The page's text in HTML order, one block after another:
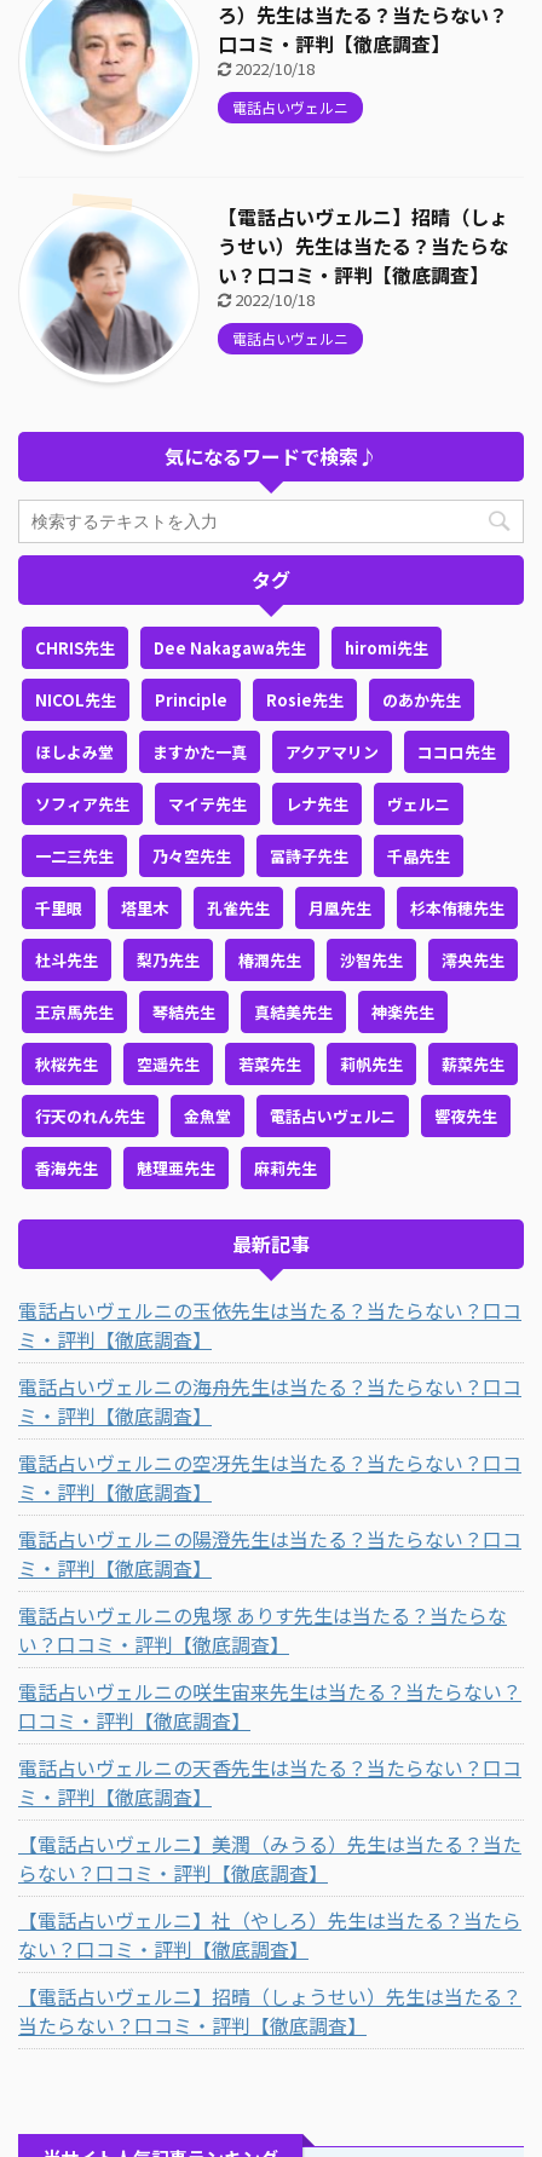
ろ）先生は当たる？当たらない？
口コミ・評判【徹底調査】
2022/10/18
電話占いヴェルニ
【電話占いヴェルニ】招晴（しょ
うせい）先生は当たる？当たらな
い？口コミ・評判【徹底調査】
2022/10/18
電話占いヴェルニ
気になるワードで検索♪
タグ
CHRIS先生 Dee Nakagawa先生 hiromi先生
NICOL先生 Principle Rosie先生 のあか先生
ほしよみ堂 ますかた一真 アクアマリン ココロ先生
ソフィア先生 マイテ先生 レナ先生 ヴェルニ
一二三先生 乃々空先生 冨詩子先生 千晶先生
千里眼 塔里木 孔雀先生 月凰先生 杉本侑穂先生
杜斗先生 梨乃先生 椿潤先生 沙智先生 澪央先生
王京馬先生 琴結先生 真結美先生 神楽先生
秋桜先生 空遥先生 若菜先生 莉帆先生 薪菜先生
行天のれん先生 金魚堂 電話占いヴェルニ 響夜先生
香海先生 魅理亜先生 麻莉先生
最新記事
電話占いヴェルニの玉依先生は当たる？当たらない？口コ
ミ・評判【徹底調査】
電話占いヴェルニの海舟先生は当たる？当たらない？口コ
ミ・評判【徹底調査】
電話占いヴェルニの空冴先生は当たる？当たらない？口コ
ミ・評判【徹底調査】
電話占いヴェルニの陽澄先生は当たる？当たらない？口コ
ミ・評判【徹底調査】
電話占いヴェルニの鬼塚 ありす先生は当たる？当たらな
い？口コミ・評判【徹底調査】
電話占いヴェルニの咲生宙来先生は当たる？当たらない？
口コミ・評判【徹底調査】
電話占いヴェルニの天香先生は当たる？当たらない？口コ
ミ・評判【徹底調査】
【電話占いヴェルニ】美潤（みうる）先生は当たる？当た
らない？口コミ・評判【徹底調査】
【電話占いヴェルニ】社（やしろ）先生は当たる？当たら
ない？口コミ・評判【徹底調査】
【電話占いヴェルニ】招晴（しょうせい）先生は当たる？
当たらない？口コミ・評判【徹底調査】